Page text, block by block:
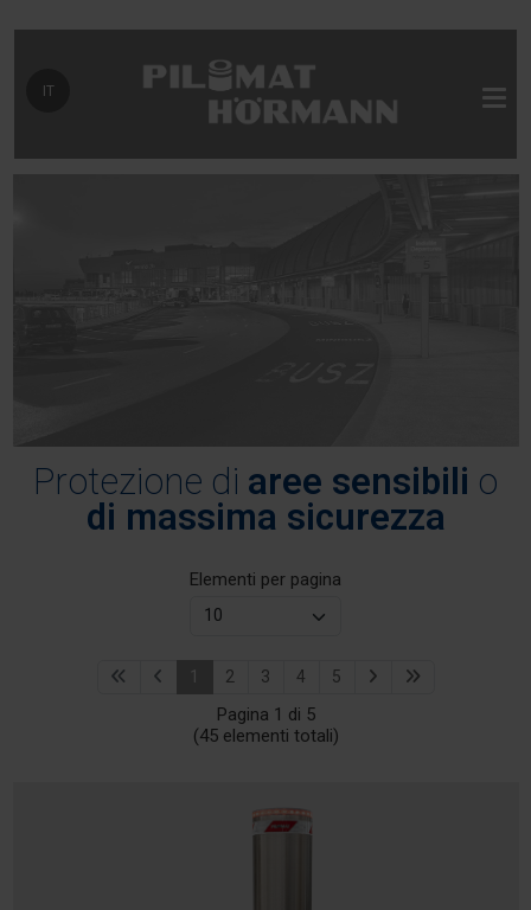
Seleziona la tua lingua
IT
Protezione di aree sensibili o
di massima sicurezza
Elementi per pagina
1 2 3 4 5
Pagina 1 di 5
(45 elementi totali)